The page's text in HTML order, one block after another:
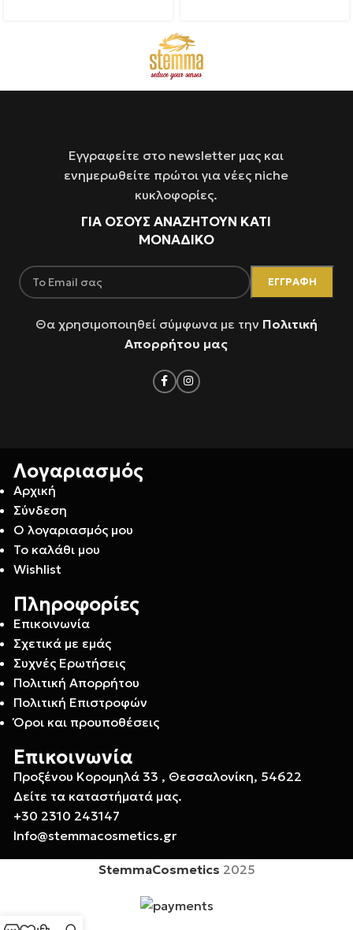
Εγγραφείτε στο newsletter μας και
ενημερωθείτε πρώτοι για νέες niche
κυκλοφορίες.
ΓΙΑ ΌΣΟΥΣ ΑΝΑΖΗΤΟΥΝ ΚΑΤΙ
ΜΟΝΑΔΙΚΟ
Θα χρησιμοποιηθεί σύμφωνα με την Πολιτική
Απορρήτου μας
Λογαριασμός
Αρχική
Σύνδεση
Ο λογαριασμός μου
Το καλάθι μου
Wishlist
Πληροφορίες
Επικοινωνία
Σχετικά με εμάς
Συχνές Ερωτήσεις
Πολιτική Απορρήτου
Πολιτική Επιστροφών
Όροι και προυποθέσεις
Επικοινωνία
Προξένου Κορομηλά 33 , Θεσσαλονίκη, 54622
Δείτε τα καταστήματά μας.
+30 2310 243147
Info@stemmacosmetics.gr
StemmaCosmetics 2025